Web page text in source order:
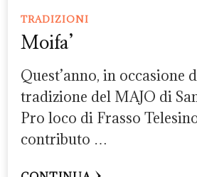
TRADIZIONI
Moifa’
Quest’anno, in occasione
tradizione del MAJO di
Pro loco di Frasso
contributo …